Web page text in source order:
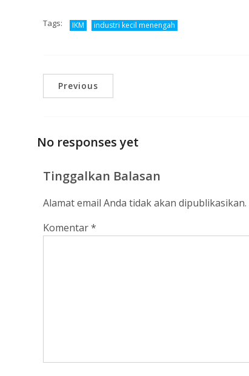
Tags: IKM industri kecil menengah
Previous
No responses yet
Tinggalkan Balasan
Alamat email Anda tidak akan dipublikasikan.
Komentar*